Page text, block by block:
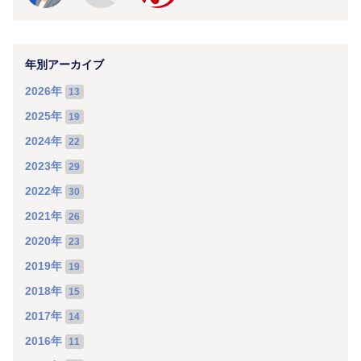
年別アーカイブ
2026年 13
2025年 19
2024年 22
2023年 29
2022年 30
2021年 26
2020年 23
2019年 19
2018年 15
2017年 14
2016年 11